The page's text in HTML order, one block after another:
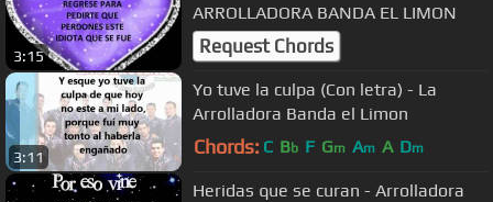
3:15
ARROLLADORA BANDA EL LIMON
Request Chords
3:11
Yo tuve la culpa (Con letra) - La
Arrolladora Banda el Limon
Chords: C Bb F Gm Am A Dm
Heridas que se curan - Arrolladora